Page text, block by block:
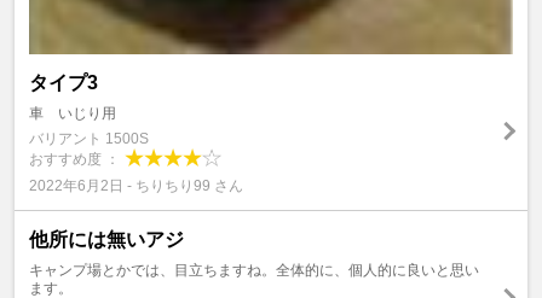
タイプ3
車 いじり用
バリアント 1500S
おすすめ度 ：
2022年6月2日 - ちりちり99 さん
他所には無いアジ
キャンプ場とかでは、目立ちますね。全体的に、個人的に良いと思い
ます。